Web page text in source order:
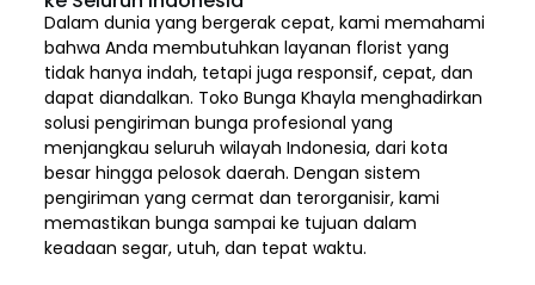
Dalam dunia yang bergerak cepat, kami memahami
bahwa Anda membutuhkan layanan florist yang
tidak hanya indah, tetapi juga responsif, cepat, dan
dapat diandalkan. Toko Bunga Khayla menghadirkan
solusi pengiriman bunga profesional yang
menjangkau seluruh wilayah Indonesia,dari kota
besar hingga pelosok daerah. Dengan sistem
pengiriman yang cermat dan terorganisir, kami
memastikan bunga sampai ke tujuan dalam
keadaan segar, utuh, dan tepat waktu.